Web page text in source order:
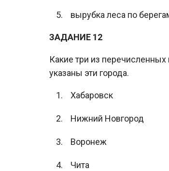
вырубка леса по
ЗАДАНИЕ 12
Какие три из
указаны эти города.
Хабаровск
Нижний Новгород
Воронеж
Чита